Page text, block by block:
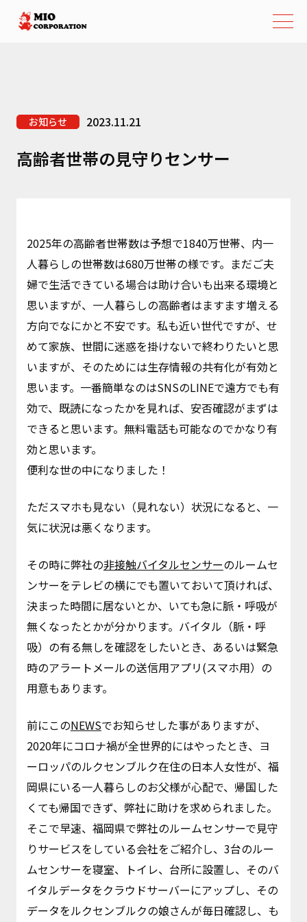
お知らせ 2023.11.21
高齢者世帯の見守りセンサー
2025年の高齢者世帯数は予想で1840万世帯、内一
人暮らしの世帯数は680万世帯の様です。まだご夫
婦で生活できている場合は助け合いも出来る環境と
思いますが、一人暮らしの高齢者はますます増える
方向でなにかと不安です。私も近い世代ですが、せ
めて家族、世間に迷惑を掛けないで終わりたいと思
いますが、そのためには生存情報の共有化が有効と
思います。一番簡単なのはSNSのLINEで遠方でも有
効で、既読になったかを見れば、安否確認がまずは
できると思います。無料電話も可能なのでかなり有
効と思います。
便利な世の中になりました！
ただスマホも見ない（見れない）状況になると、一
気に状況は悪くなります。
その時に弊社の非接触バイタルセンサーのルームセ
ンサーをテレビの横にでも置いておいて頂ければ、
決まった時間に居ないとか、いても急に脈・呼吸が
無くなったとかが分かります。バイタル（脈・呼
吸）の有る無しを確認をしたいとき、あるいは緊急
時のアラートメールの送信用アプリ(スマホ用）の
用意もあります。
前にこのNEWSでお知らせした事がありますが、
2020年にコロナ禍が全世界的にはやったとき、ヨ
ーロッパのルクセンブルク在住の日本人女性が、福
岡県にいる一人暮らしのお父様が心配で、帰国した
くても帰国できず、弊社に助けを求められました。
そこで早速、福岡県で弊社のルームセンサーで見守
りサービスをしている会社をご紹介し、3台のルー
ムセンサーを寝室、トイレ、台所に設置し、そのバ
イタルデータをクラウドサーバーにアップし、その
データをルクセンブルクの娘さんが毎日確認し、も